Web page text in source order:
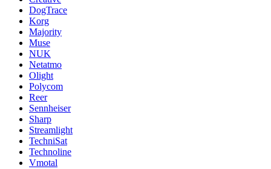
DogTrace
Korg
Majority
Muse
NUK
Netatmo
Olight
Polycom
Reer
Sennheiser
Sharp
Streamlight
TechniSat
Technoline
Vmotal